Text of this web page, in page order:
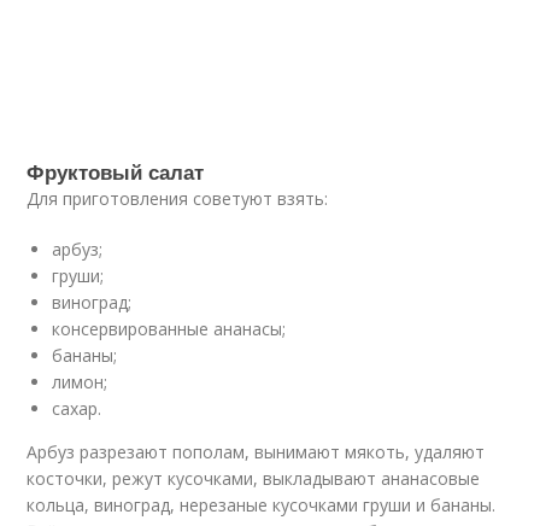
Фруктовый салат
Для приготовления советуют взять:
арбуз;
груши;
виноград;
консервированные ананасы;
бананы;
лимон;
сахар.
Арбуз разрезают пополам, вынимают мякоть, удаляют
косточки, режут кусочками, выкладывают ананасовые
кольца, виноград, нерезаные кусочками груши и бананы.